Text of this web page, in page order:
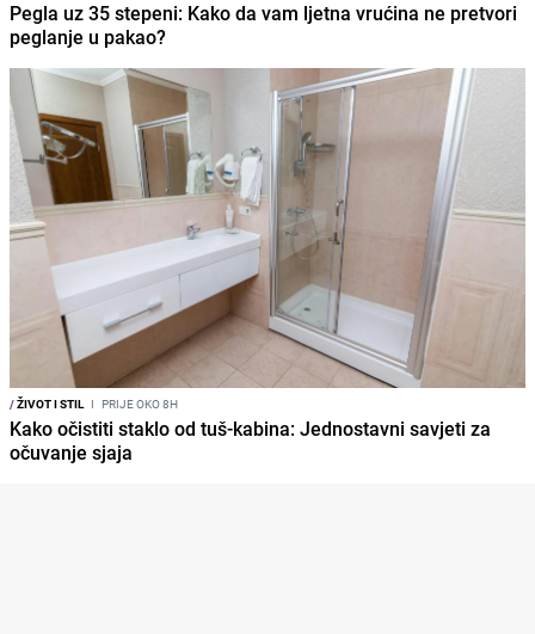
Pegla uz 35 stepeni: Kako da vam ljetna vrućina ne pretvori
peglanje u pakao?
/ŽIVOT I STIL I PRIJE OKO 8H
Kako očistiti staklo od tuš-kabina: Jednostavni savjeti za
očuvanje sjaja